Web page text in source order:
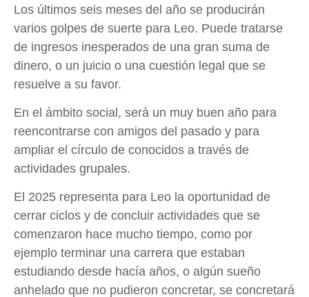
Los últimos seis meses del año se producirán
varios golpes de suerte para Leo. Puede tratarse
de ingresos inesperados de una gran suma de
dinero, o un juicio o una cuestión legal que se
resuelve a su favor.
En el ámbito social, será un muy buen año para
reencontrarse con amigos del pasado y para
ampliar el círculo de conocidos a través de
actividades grupales.
El 2025 representa para Leo la oportunidad de
cerrar ciclos y de concluir actividades que se
comenzaron hace mucho tiempo, como por
ejemplo terminar una carrera que estaban
estudiando desde hacía años, o algún sueño
anhelado que no pudieron concretar, se concretará